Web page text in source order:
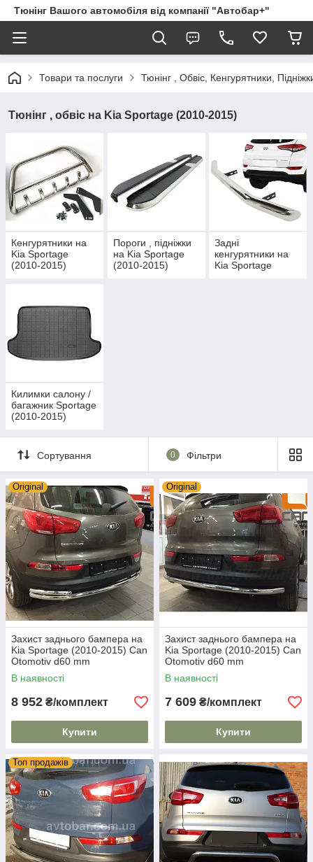
Тюнінг Вашого автомобіля від компанії "Автобар+"
Товари та послуги Тюнінг , Обвіс, Кенгурятники,
Тюнінг , обвіс на Kia Sportage (2010-2015)
Кенгурятники на
Kia Sportage
(2010-2015)
Пороги , підніжки
на Kia Sportage
(2010-2015)
Задні
кенгурятники на
Kia Sportage
Килимки салону /
багажник Sportage
(2010-2015)
Сортування 0 Фільтри
Original
Захист заднього бампера на
Kia Sportage (2010-2015) Can
Otomotiv d60 mm
В наявності
8 952 ₴/комплект
Купити
Original
Захист заднього бампера на
Kia Sportage (2010-2015) Can
Otomotiv d60 mm
В наявності
7 609 ₴/комплект
Купити
Топ продажів